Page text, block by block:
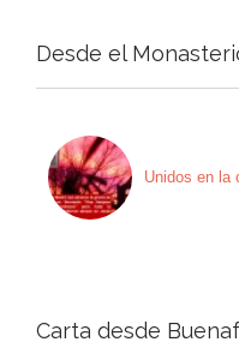
Desde el
Unidos en la
Carta desde